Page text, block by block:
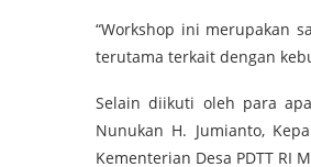
“Workshop ini merupakan
terutama terkait dengan
Selain diikuti oleh para
Nunukan H. Jumianto,
Kementerian Desa PDTT RI